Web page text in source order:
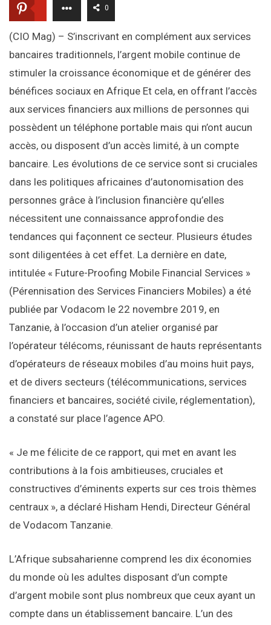
0
(CIO Mag) – S’inscrivant en complément aux services
bancaires traditionnels, l’argent mobile continue de
stimuler la croissance économique et de générer des
bénéfices sociaux en Afrique Et cela, en offrant l’accès
aux services financiers aux millions de personnes qui
possèdent un téléphone portable mais qui n’ont aucun
accès, ou disposent d’un accès limité, à un compte
bancaire. Les évolutions de ce service sont si cruciales
dans les politiques africaines d’autonomisation des
personnes grâce à l’inclusion financière qu’elles
nécessitent une connaissance approfondie des
tendances qui façonnent ce secteur. Plusieurs études
sont diligentées à cet effet. La dernière en date,
intitulée « Future-Proofing Mobile Financial Services »
(Pérennisation des Services Financiers Mobiles) a été
publiée par Vodacom le 22 novembre 2019, en
Tanzanie, à l’occasion d’un atelier organisé par
l’opérateur télécoms, réunissant de hauts représentants
d’opérateurs de réseaux mobiles d’au moins huit pays,
et de divers secteurs (télécommunications, services
financiers et bancaires, société civile, réglementation),
a constaté sur place l’agence APO.
« Je me félicite de ce rapport, qui met en avant les
contributions à la fois ambitieuses, cruciales et
constructives d’éminents experts sur ces trois thèmes
centraux », a déclaré Hisham Hendi, Directeur Général
de Vodacom Tanzanie.
L’Afrique subsaharienne comprend les dix économies
du monde où les adultes disposant d’un compte
d’argent mobile sont plus nombreux que ceux ayant un
compte dans un établissement bancaire. L’un des